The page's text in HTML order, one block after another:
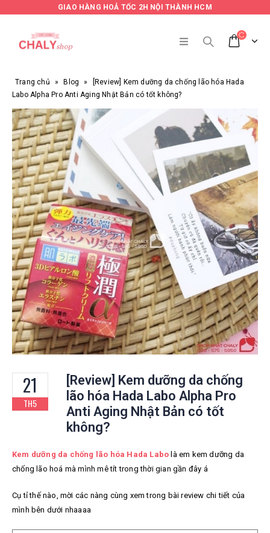
GIAO HÀNG HOẢ TỐC 2H NỘI THÀNH HCM
Trang chủ » Blog »
[Review] Kem dưỡng da chống lão hóa Hada
Labo Alpha Pro Anti Aging Nhật Bản có tốt không?
21
TH5
[Review] Kem dưỡng da chống
lão hóa Hada Labo Alpha Pro
Anti Aging Nhật Bản có tốt
không?
Kem dưỡng da chống lão hóa Hada Labo làem kem dưỡng da
chống lão hoá mà mình mê tít trong thời gian gần đây á
Cụ tỉ thế nào, mời các nàng cùng xem trong bài review chi tiết của
mình bên dưới nhaaaa